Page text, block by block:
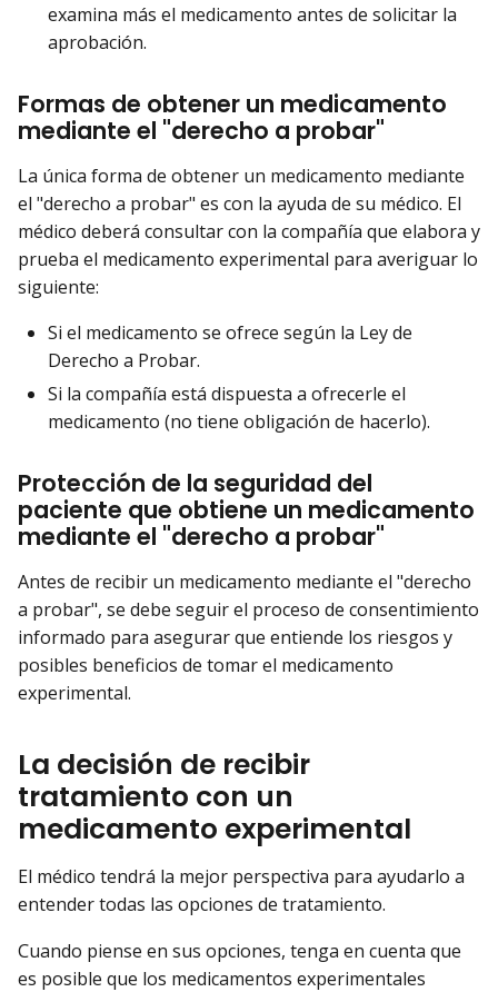
examina más el medicamento antes de solicitar la
aprobación.
Formas de obtener un medicamento
mediante el "derecho a probar"
La única forma de obtener un medicamento mediante
el "derecho a probar" es con la ayuda de su médico. El
médico deberá consultar con la compañía que elabora y
prueba el medicamento experimental para averiguar lo
siguiente:
Si el medicamento se ofrece según la Ley de
Derecho a Probar.
Si la compañía está dispuesta a ofrecerle el
medicamento (no tiene obligación de hacerlo).
Protección de la seguridad del
paciente que obtiene un medicamento
mediante el "derecho a probar"
Antes de recibir un medicamento mediante el "derecho
a probar", se debe seguir el proceso de consentimiento
informado para asegurar que entiende los riesgos y
posibles beneficios de tomar el medicamento
experimental.
La decisión de recibir
tratamiento con un
medicamento experimental
El médico tendrá la mejor perspectiva para ayudarlo a
entender todas las opciones de tratamiento.
Cuando piense en sus opciones, tenga en cuenta que
es posible que los medicamentos experimentales